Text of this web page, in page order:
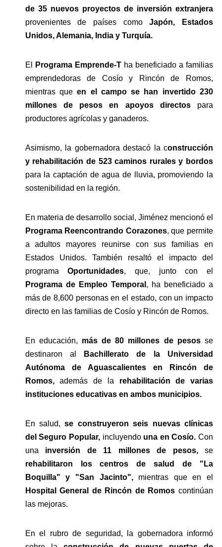
de 35 nuevos proyectos de inversión extranjera
provenientes de países como Japón, Estados
Unidos, Alemania, India y Turquía.
El Programa Emprende-T ha beneficiado a familias
emprendedoras de Cosío y Rincón de Romos,
mientras que en el campo se han invertido 230
millones de pesos en apoyos directos para
productores agrícolas y ganaderos.
Asimismo, la gobernadora destacó la construcción
y rehabilitación de 523 caminos rurales y bordos
para la captación de agua de lluvia, promoviendo la
sostenibilidad en la región.
Programa Reencontrando Corazones, que permite
a adultos mayores reunirse con sus familias en
Estados Unidos. También resaltó el impacto del
programa Oportunidades
Programa de Empleo Temporal , ha beneficiado a
más de 8,600 personas en el estado, con un impacto
directo en las familias de Cosío y Rincón de Romos.
En educación, más de 80 millones de pesos se
destinaron al
Bachillerato de la Universidad
Autónoma de Aguascalientes en Rincón de
Romos, además de la rehabilitación de varias
instituciones educativas en ambos municipios.
En salud, se construyeron seis nuevas clínicas
del Seguro Popular, incluyendo una en Cosío. Con
una inversión de 11 millones de pesos, se
rehabilitaron los centros de salud de "La
Boquilla" y "San Jacinto",
Hospital General de Rincón de Romos continúan
las mejoras.
En el rubro de seguridad, la gobernadora informó